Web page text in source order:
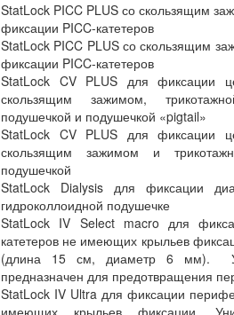
StatLock PICC PLUS со скользящим
фиксации PICC-катетеров
StatLock PICC PLUS со скользящим
фиксации PICC-катетеров
StatLock CV PLUS для фиксации
скользящим зажимом,
подушечкой и подушечкой «pigtail»
StatLock CV PLUS для фиксации
скользящим зажимом и
подушечкой
StatLock Dialysis для фиксации
гидроколлоидной подушечке
StatLock IV Select macro для
катетеров не имеющих крыльев
(длина 15 см, диаметр 6 мм).
предназначен для предотвращения
StatLock IV Ultra для фиксации